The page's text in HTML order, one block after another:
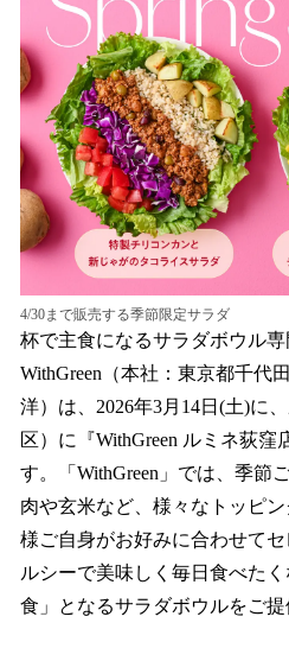
4/30まで販売する季節限定サラダ
杯で主食になるサラダボウル
WithGreen（本社：東京都千代
洋）は、2026年3月14日(土)に
区）に『WithGreen ルミネ荻窪
す。「WithGreen」では、季節
肉や玄米など、様々なトッピ
様ご自身がお好みに合わせて
ルシーで美味しく毎日食べた
食」となるサラダボウルをご提